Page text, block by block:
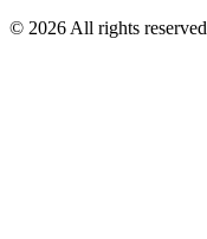
© 2026 All rights reserved